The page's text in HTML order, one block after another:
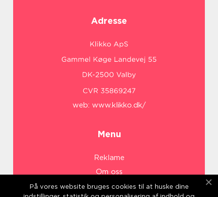
Adresse
web: www.klikko.dk/
Menu
Reklame
Om oss
Cookies
På vores website bruges cookies til at huske dine